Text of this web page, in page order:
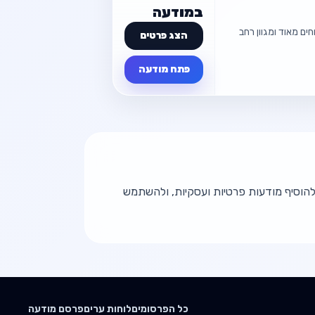
📍 אלעד
ברחוב אבן גבירול ליד הבית כנסת המרכזי מתקיים מידי ערב ביום שלישי מכירת ממתקים מוזלת מחירים נוחים מאוד ומגוון רחב
במודעה
הצג פרטים
פתח מודעה
מודעות פרטיות ועסקיות, ולהשתמש
כל הפרסומיםלוחות עריםפרסם מודעה